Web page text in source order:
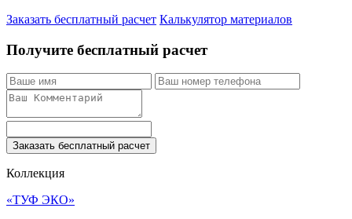
Заказать бесплатный расчет Калькулятор материалов
Получите бесплатный расчет
Заказать бесплатный расчет
Коллекция
«ТУФ ЭКО»